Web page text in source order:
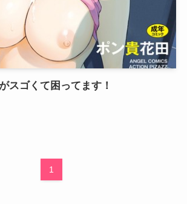
スゴくて困ってます！
1